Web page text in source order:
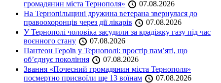
громадянин міста Тернополя»
07.08.2026
На Тернопільщині дружина ветерана звернулася до
правоохоронців через дії лікарів
07.08.2026
У Тернополі чоловіка засудили за крадіжку газу під час
воєнного стану
07.08.2026
Пантеон Героїв у Тернополі: простір пам’яті, що
об’єднує покоління
07.08.2026
Звання «Почесний громадянин міста Тернополя»
посмертно присвоїли ще 13 воїнам
07.08.2026